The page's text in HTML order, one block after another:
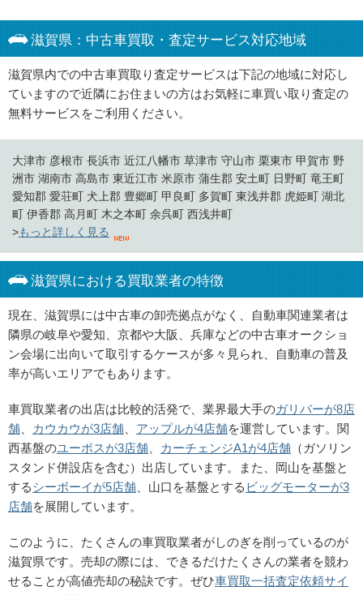
滋賀県：中古車買取・査定サービス対応地域
滋賀県内での中古車買取り査定サービスは下記の地域に対応し
ていますので近隣にお住まいの方はお気軽に車買い取り査定の
無料サービスをご利用ください。
大津市 彦根市 長浜市 近江八幡市 草津市 守山市 栗東市 甲賀市 野
洲市 湖南市 高島市 東近江市 米原市 蒲生郡 安土町 日野町 竜王町
愛知郡 愛荘町 犬上郡 豊郷町 甲良町 多賀町 東浅井郡 虎姫町 湖北
町 伊香郡 高月町 木之本町 余呉町 西浅井町
>もっと詳しく見る
滋賀県における買取業者の特徴
現在、滋賀県には中古車の卸売拠点がなく、自動車関連業者は
隣県の岐阜や愛知、京都や大阪、兵庫などの中古車オークショ
ン会場に出向いて取引するケースが多々見られ、自動車の普及
率が高いエリアでもあります。
車買取業者の出店は比較的活発で、業界最大手のガリバーが8店
舗
カウカウが3店舗 アップルが4店舗を運営しています。関
西基盤のユーポスが3店舗 カーチェンジA1が4店舗 （ガソリン
スタンド併設店を含む）出店しています。また、岡山を基盤と
するシーボーイが5店舗 、山口を基盤とする ビッグモーターが3
店舗を展開しています。
このように、たくさんの車買取業者がしのぎを削っているのが
滋賀県です。売却の際には、できるだけたくさんの業者を競わ
せることが高値売却の秘訣です。ぜひ車買取一括査定依頼サイ